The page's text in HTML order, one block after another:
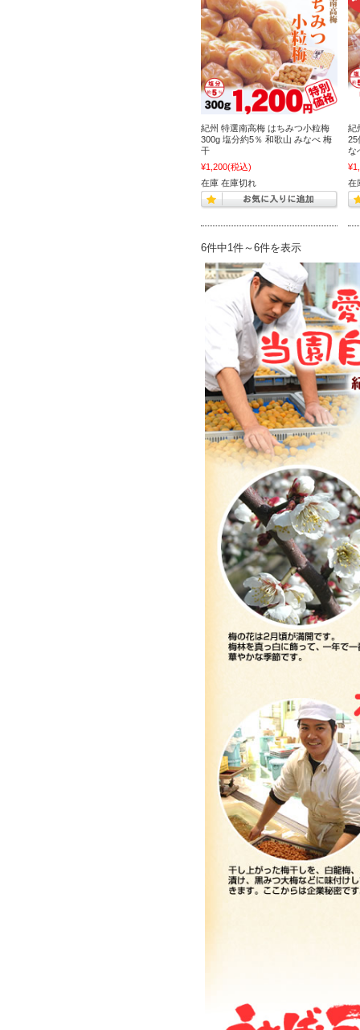
紀州 特選南高梅 はちみつ小粒梅
300g 塩分約5％ 和歌山 みなべ 梅
干
¥1,200(税込)
在庫 在庫切れ
紀
25
な
在
6件中1件～6件を表示